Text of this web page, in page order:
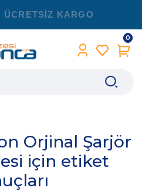
ÜCRETSİZ KARGO
0
Orjinal Şarjör
için etiket